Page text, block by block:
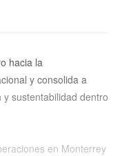
hacia la
y consolida a
sustentabilidad dentro
en Monterrey